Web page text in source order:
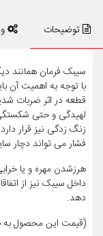
توضیحات
سیبک فرمان همانند
با توجه به اهمیت آن
قطعه در اثر ضربات
لهیدگی و حتی
زنگ زدگی نیز قرار
فشار می تواند دچار
هرزشدن مهره و یا
داخل سیبک نیز از
دهد.
(قیمت این محصول